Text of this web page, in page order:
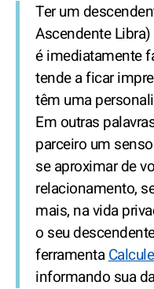
Ter um
Ascendente
é imediatamente
tende a ficar
têm uma
Em outras
parceiro um
se aproximar de
relacionamento,
mais, na vida
o seu
ferramenta
informando sua